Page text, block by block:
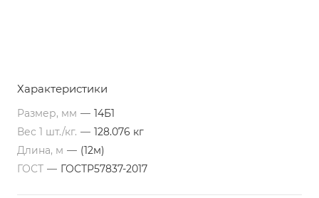
Характеристики
Размер, мм — 14Б1
Вес 1 шт./кг. — 128.076 кг
Длина, м — (12м)
ГОСТ — ГОСТР57837-2017